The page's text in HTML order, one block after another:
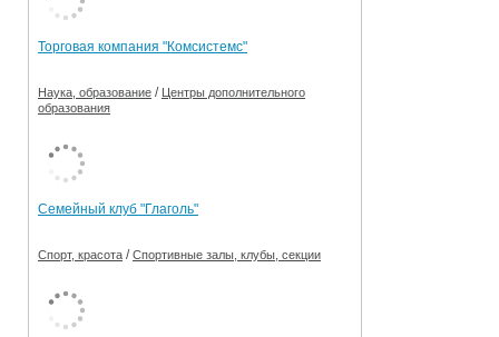
Торговая компания "Комсистемс"
Наука, образование / Центры дополнительного
образования
Семейный клуб "Глаголь"
Спорт, красота /Спортивные залы, клубы, секции